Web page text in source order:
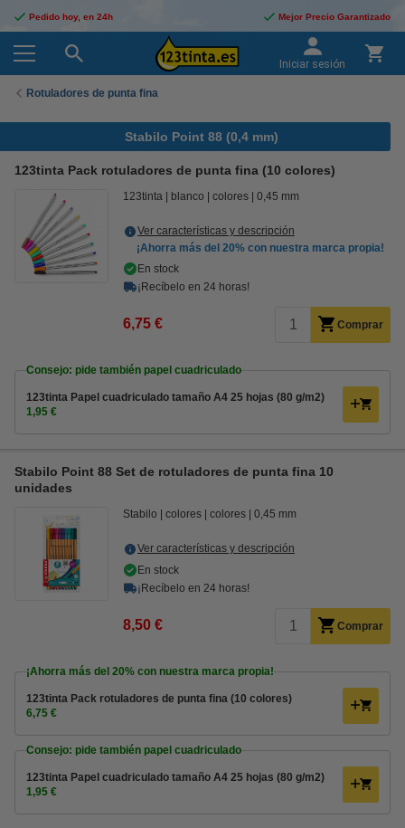
Pedido hoy, en 24h Mejor Precio Garantizado
Iniciar sesión
Rotuladores de punta fina
Stabilo Point 88 (0,4 mm)
123tinta Pack rotuladores de punta fina (10 colores)
123tinta blanco colores 0,45 mm
Ver características y descripción
¡Ahorra más del 20% con nuestra marca propia!
En stock
¡Recíbelo en 24 horas!
6,75 € Comprar
Consejo: pide también papel cuadriculado
123tinta Papel cuadriculado tamaño A4 25 hojas (80 g/m2)
1,95 €
Stabilo Point 88 Set de rotuladores de punta fina 10
unidades
Stabilo colores colores 0,45 mm
Ver características y descripción
En stock
¡Recíbelo en 24 horas!
8,50 € Comprar
¡Ahorra más del 20% con nuestra marca propia!
123tinta Pack rotuladores de punta fina (10 colores)
6,75 €
Consejo: pide también papel cuadriculado
123tinta Papel cuadriculado tamaño A4 25 hojas (80 g/m2)
1,95 €